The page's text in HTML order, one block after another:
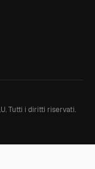
Tutti i diritti riservati.